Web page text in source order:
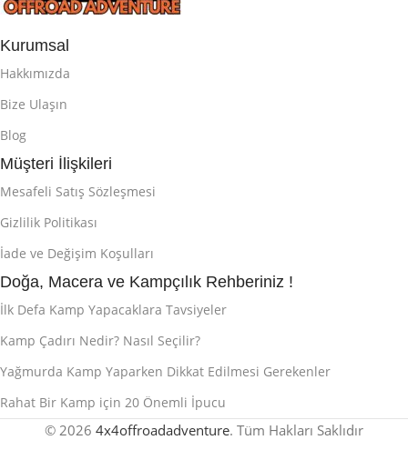
Kurumsal
Hakkımızda
Bize Ulaşın
Blog
Müşteri İlişkileri
Mesafeli Satış Sözleşmesi
Gizlilik Politikası
İade ve Değişim Koşulları
Doğa, Macera ve Kampçılık Rehberiniz !
İlk Defa Kamp Yapacaklara Tavsiyeler
Kamp Çadırı Nedir? Nasıl Seçilir?
Yağmurda Kamp Yaparken Dikkat Edilmesi Gerekenler
Rahat Bir Kamp için 20 Önemli İpucu
© 2026 4x4offroadadventure. Tüm Hakları Saklıdır